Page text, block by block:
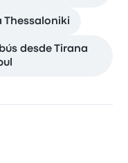
Thessaloniki
desde Tirana